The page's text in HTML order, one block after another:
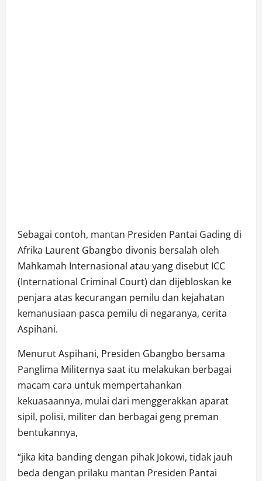
Sebagai contoh, mantan Presiden Pantai Gading di
Afrika Laurent Gbangbo divonis bersalah oleh
Mahkamah Internasional atau yang disebut ICC
(International Criminal Court) dan dijebloskan ke
penjara atas kecurangan pemilu dan kejahatan
kemanusiaan pasca pemilu di negaranya, cerita
Aspihani.
Menurut Aspihani, Presiden Gbangbo bersama
Panglima Militernya saat itu melakukan berbagai
macam cara untuk mempertahankan
kekuasaannya, mulai dari menggerakkan aparat
sipil, polisi, militer dan berbagai geng preman
bentukannya,
“jika kita banding dengan pihak Jokowi, tidak jauh
beda dengan prilaku mantan Presiden Pantai